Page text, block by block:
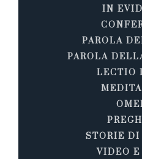
IN
PAROLA
PAROLA
LECTIO
STORIE
VIDEO